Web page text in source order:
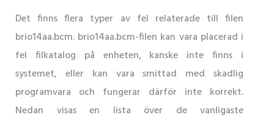
Det finns flera typer av fel relaterade till filen
brio14aa.bcm. brio14aa.bcm-filen kan vara placerad i
fel filkatalog på enheten, kanske inte finns i
systemet, eller kan vara smittad med skadlig
programvara och fungerar därför inte korrekt.
Nedan visas en lista över de vanligaste